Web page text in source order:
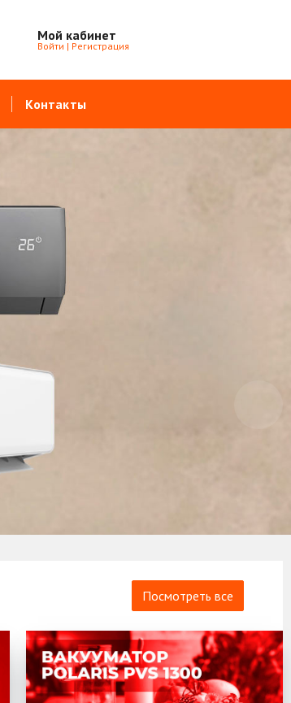
Мой кабинет
Войти | Регистрация
Контакты
Посмотреть все